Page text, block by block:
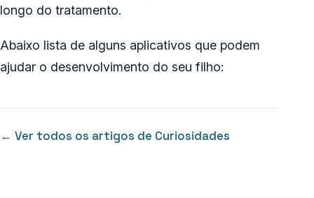
longo do tratamento.
Abaixo lista de alguns aplicativos que podem
ajudar o desenvolvimento do seu filho:
← Ver todos os artigos de Curiosidades